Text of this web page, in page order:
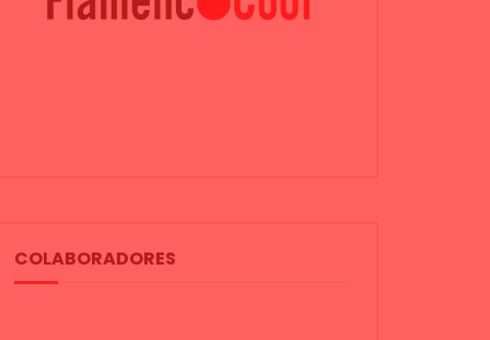
COLABORADORES